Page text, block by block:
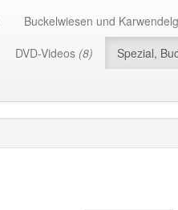
Buckelwiesen und
DVD-Videos (8) Spezial,